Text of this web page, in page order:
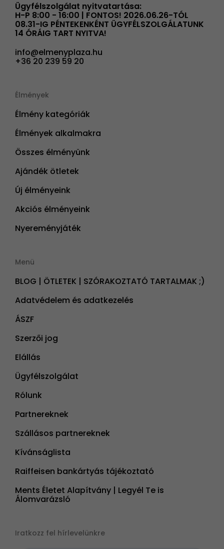
Ügyfélszolgálat nyitvatartása:
H-P 8:00 - 16:00 | FONTOS! 2026.06.26-TÓL
08.31-IG PÉNTEKENKÉNT ÜGYFÉLSZOLGÁLATUNK
14 ÓRÁIG TART NYITVA!
info@elmenyplaza.hu
+36 20 239 59 20
Élmények
Élmény kategóriák
Élmények alkalmakra
Összes élményünk
Ajándék ötletek
Új élményeink
Akciós élményeink
Nyereményjáték
Menü
BLOG | ÖTLETEK | SZÓRAKOZTATÓ TARTALMAK ;)
Adatvédelem és adatkezelés
ÁSZF
Szerzői jog
Elállás
Ügyfélszolgálat
Rólunk
Partnereknek
Szállásos partnereknek
Kívánságlista
Raiffeisen bankártyás tájékoztató
Ments Életet Alapítvány | Legyél Te is
Álomvarázsló
Iratkozz fel hírlevelünkre